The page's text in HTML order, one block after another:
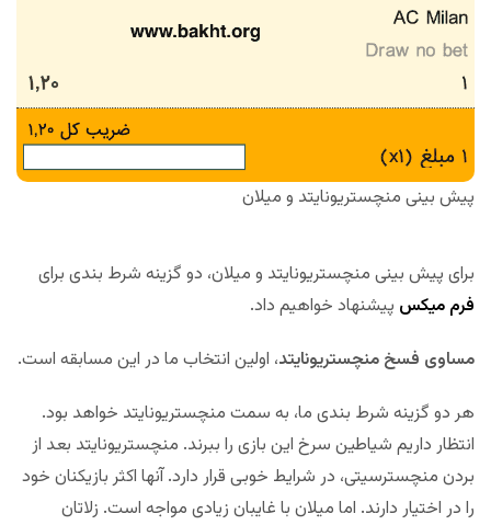
پیش بینی منچستریونایتد و میلان
برای پیش بینی منچستریونایتد و میلان، دو گزینه شرط بندی برای
فرم میکس پیشنهاد خواهیم داد.
مساوی فسخ منچستریونایتد، اولین انتخاب ما در این مسابقه‌ است.
هر دو گزینه شرط بندی ما، به سمت منچستریونایتد خواهد بود.
انتظار داریم شیاطین سرخ این بازی را ببرند. منچستریونایتد بعد از
بردن منچسترسیتی، در شرایط خوبی قرار دارد. آنها اکثر بازیکنان خود
را در اختیار دارند. اما میلان با غایبان زیادی مواجه است. زلاتان